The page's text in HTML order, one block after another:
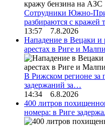
Сотрудники Южно-
разбираются с
13:57 7.8.2026
Нападение в Вецаки и
арестах в Риге и
В Рижском регионе за
задержаний за…
14:34 6.8.2026
400 литров
номера: в Риге